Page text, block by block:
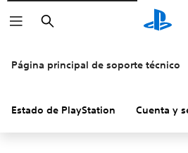
Buscar
Página principal de soporte técnico
Estado de PlayStation Cuenta y